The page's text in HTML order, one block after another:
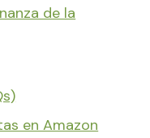
de la
en Amazon